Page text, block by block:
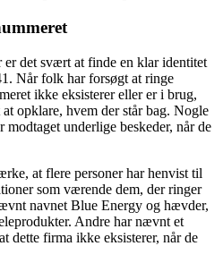
er det svært at finde en klar identitet
Når folk har forsøgt at ringe
ikke eksisterer eller er i brug,
opklare, hvem der står bag. Nogle
modtaget underlige beskeder, når de
at flere personer har henvist til
som værende dem, der ringer
navnet Blue Energy og hævder,
Andre har nævnt et
dette firma ikke eksisterer, når de